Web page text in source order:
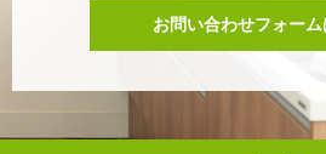
お問い合わせフォー